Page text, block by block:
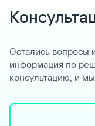
Остались вопросы
информация по
консультацию, и